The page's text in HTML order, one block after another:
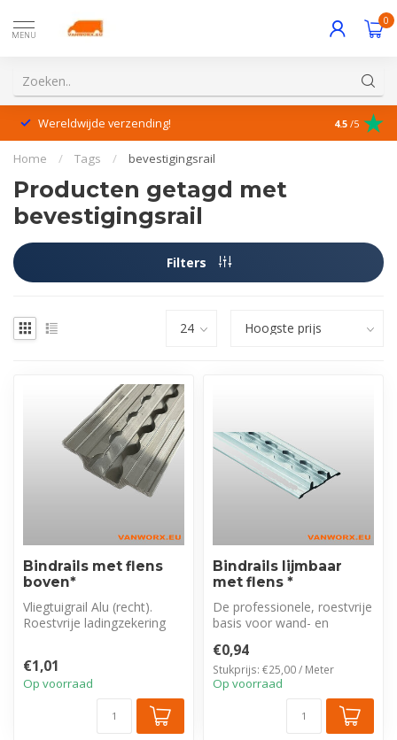
MENU
0
Wereldwijde verzending! 4.5 /5
Home / Tags / bevestigingsrail
Producten getagd met
bevestigingsrail
Filters
Bindrails met flens
boven*
Vliegtuigrail Alu (recht).
Roestvrije ladingzekering
€1,01
Op voorraad
Bindrails lijmbaar
met flens *
De professionele, roestvrije
basis voor wand- en
voor mid...
€0,94
Stukprijs: €25,00 / Meter
Op voorraad